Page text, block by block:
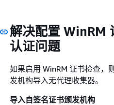
解决配置 WinRM
认证问题
如果启用 WinRM 证书检查，
发机构导入无代理收集器。
导入自签名证书颁发机构